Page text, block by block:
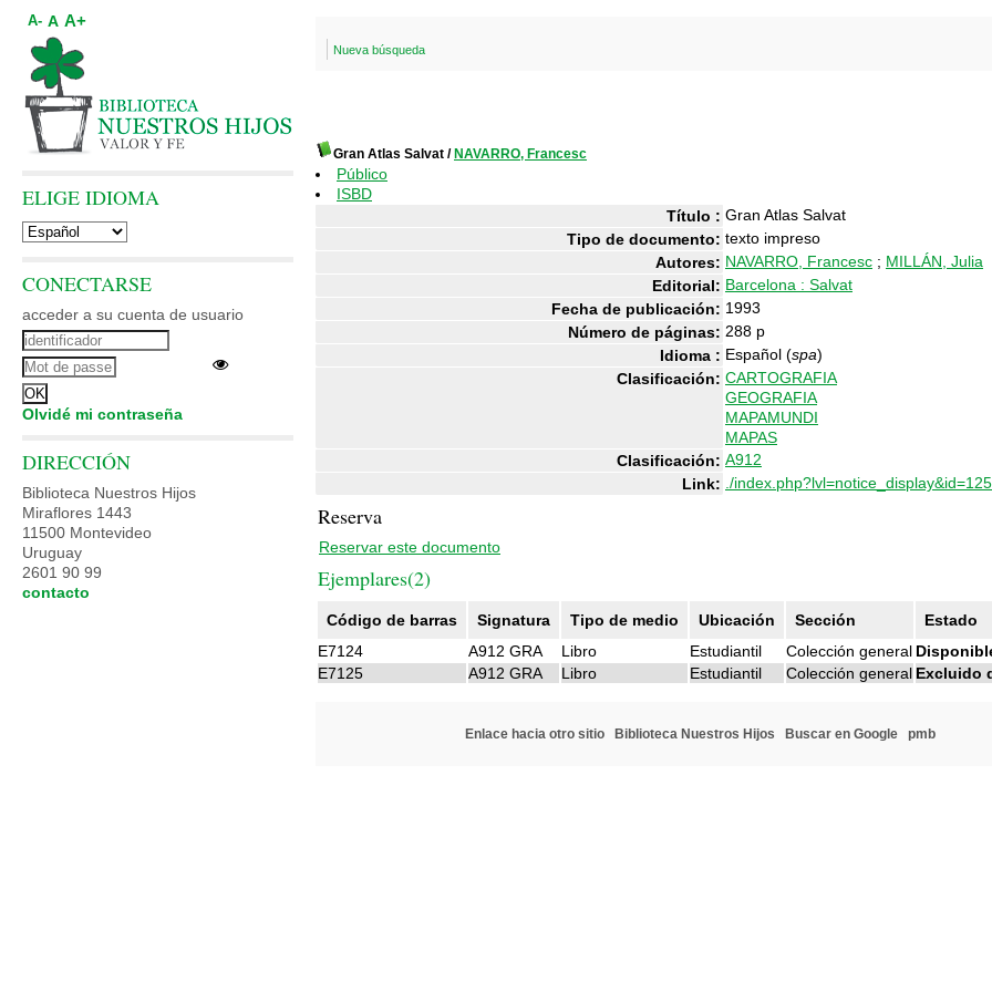
Nueva búsqueda
Gran Atlas Salvat / NAVARRO, Francesc
Público
ISBD
Título : Gran Atlas Salvat
Tipo de documento: texto impreso
Autores: NAVARRO, Francesc ; MILLÁN, Julia
Editorial: Barcelona : Salvat
Fecha de publicación: 1993
Número de páginas: 288 p
Idioma : Español (spa)
Clasificación: CARTOGRAFIA
GEOGRAFIA
MAPAMUNDI
MAPAS
Clasificación: A912
Link: ./
Reserva
Reservar este documento
Ejemplares(2)
Código de barras Signatura Tipo de medio Ubicación Sección
Estado
E7124
A912 GRA Libro Estudiantil Colección general
E7125
A912 GRA Libro Estudiantil Colección general Excluido
Enlace hacia otro sitio Biblioteca Nuestros Hijos Buscar en Google pmb
A- A A+
ELIGE IDIOMA
CONECTARSE
acceder a su cuenta de usuario
Olvidé mi contraseña
DIRECCIÓN
Biblioteca Nuestros Hijos
Miraflores 1443
11500 Montevideo
Uruguay
2601 90 99
contacto